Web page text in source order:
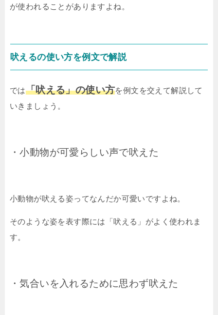
が使われることがありますよね。
吠えるの使い方を例文で解説
では「吠える」の使い方を例文を交えて解説して
いきましょう。
・小動物が可愛らしい声で吠えた
小動物が吠える姿ってなんだか可愛いですよね。
そのような姿を表す際には「吠える」がよく使われま
す。
・気合いを入れるために思わず吠えた